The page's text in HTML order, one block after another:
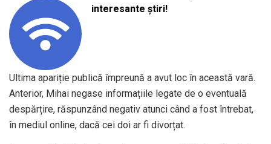
interesante știri!
Ultima apariție publică împreună a avut loc în această vară.
Anterior, Mihai negase informațiile legate de o eventuală
despărțire, răspunzând negativ atunci când a fost întrebat,
în mediul online, dacă cei doi ar fi divorțat.